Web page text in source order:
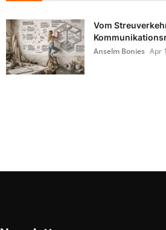
Vom
Anselm Bonies Apr